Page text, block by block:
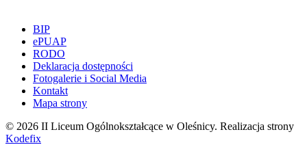
BIP
ePUAP
RODO
Deklaracja dostępności
Fotogalerie i Social Media
Kontakt
Mapa strony
© 2026 II Liceum Ogólnokształcące w Oleśnicy. Realizacja strony
Kodefix